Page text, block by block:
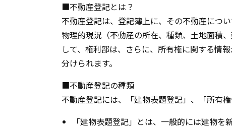
■不動産登記とは？
不動産登記は、登記簿上に、その不動産につ
物理的現況（不動産の所在、種類、土地面積
して、権利部は、さらに、所有権に関する情
分けられます。
■不動産登記の種類
不動産登記には、「建物表題登記」、「所有
「建物表題登記」とは、一般的には建物を